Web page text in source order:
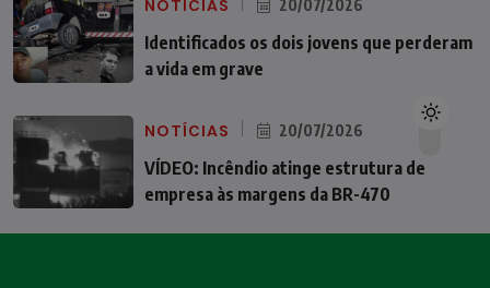
NOTÍCIAS 20/07/2026
Identificados os dois jovens que perderam
a vida em grave
NOTÍCIAS 20/07/2026
VÍDEO: Incêndio atinge estrutura de
empresa às margens da BR-470